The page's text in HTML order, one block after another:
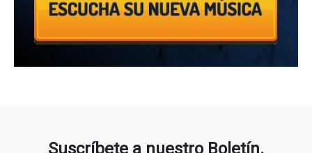
Suscríbete a nuestro Boletín.